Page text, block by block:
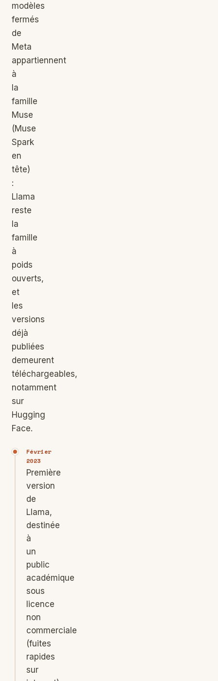
modèles
fermés
de
Meta
appartiennent
à
la
famille
Muse
(Muse
Spark
en
tête)
:
Llama
reste
la
famille
à
poids
ouverts,
et
les
versions
déjà
publiées
demeurent
téléchargeables,
notamment
sur
Hugging
Face.
Février
2023
Première
version
de
Llama,
destinée
à
un
public
académique
sous
licence
non
commerciale
(fuites
rapides
sur